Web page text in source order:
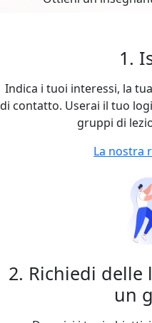
1.
Indica i tuoi interessi, la
di contatto. Userai il tuo
gruppi di
La nostra
2. Richiedi delle
un